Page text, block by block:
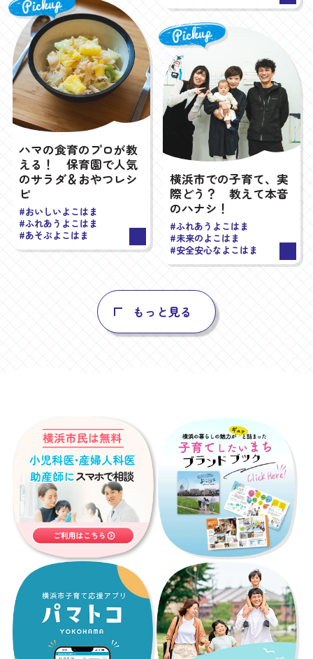
ハマの食育のプロが教
える！ 保育園で人気
のサラダ＆おやつレシ
ピ
#おいしいよこはま
#ふれあうよこはま
#あそぶよこはま
横浜市での子育て、実
際どう？ 教えて本音
のハナシ！
#ふれあうよこはま
#未来のよこはま
#安全安心なよこはま
もっと見る